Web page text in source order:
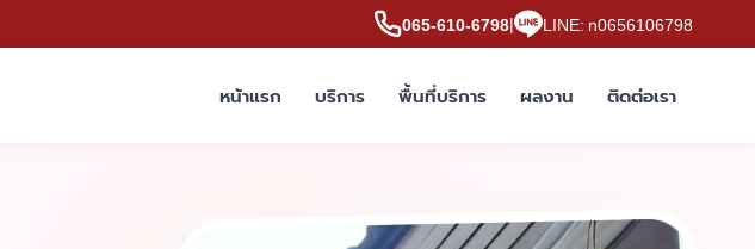
065-610-6798| LINE: n0656106798
หน้าแรก บริการ พื้นที่บริการ ผลงาน ติดต่อเรา